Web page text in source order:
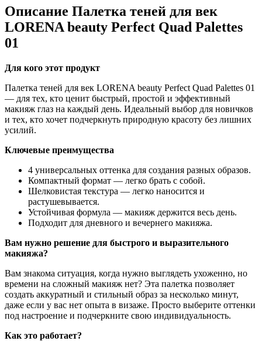
Описание Палетка теней для век
LORENA beauty Perfect Quad Palettes
01
Для кого этот продукт
Палетка теней для век LORENA beauty Perfect Quad Palettes 01
— для тех, кто ценит быстрый, простой и эффективный
макияж глаз на каждый день. Идеальный выбор для новичков
и тех, кто хочет подчеркнуть природную красоту без лишних
усилий.
Ключевые преимущества
4 универсальных оттенка для создания разных образов.
Компактный формат — легко брать с собой.
Шелковистая текстура — легко наносится и
растушевывается.
Устойчивая формула — макияж держится весь день.
Подходит для дневного и вечернего макияжа.
Вам нужно решение для быстрого и выразительного
макияжа?
Вам знакома ситуация, когда нужно выглядеть ухоженно, но
времени на сложный макияж нет? Эта палетка позволяет
создать аккуратный и стильный образ за несколько минут,
даже если у вас нет опыта в визаже. Просто выберите оттенки
под настроение и подчеркните свою индивидуальность.
Как это работает?